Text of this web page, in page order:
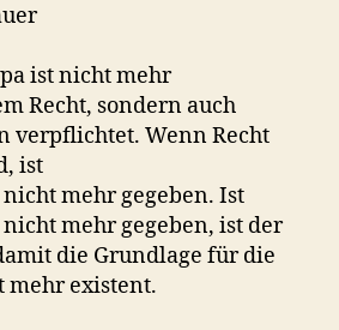
ist nicht mehr
Recht, sondern auch
verpflichtet. Wenn Recht
ist
mehr gegeben. Ist
mehr gegeben, ist der
die Grundlage für die
mehr existent.